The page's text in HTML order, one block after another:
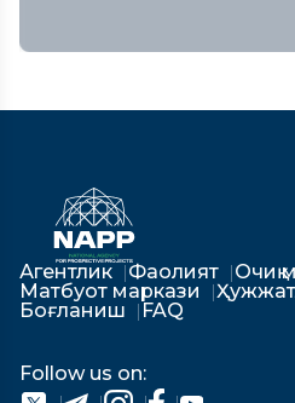
Агентлик Фаолият
Очиқ
Матбуот маркази
Боғланиш
FAQ
Follow us on: